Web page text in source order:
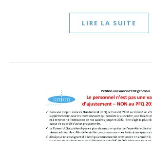
LIRE LA SUITE